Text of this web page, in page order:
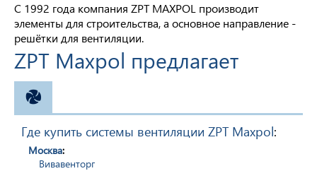
С 1992 года компания ZPT MAXPOL производит
элементы для строительства, а основное направление -
решётки для вентиляции.
ZPT Maxpol предлагает
Где купить системы вентиляции ZPT Maxpol:
Москва:
Вивавенторг